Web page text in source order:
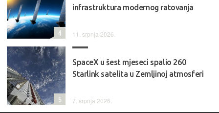
infrastruktura modernog ratovanja
11. srpnja 2026.
4
SpaceX u šest mjeseci spalio 260
Starlink satelita u Zemljinoj atmosferi
7. srpnja 2026.
5